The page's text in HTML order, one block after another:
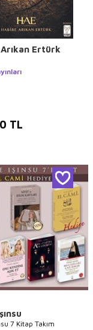
Ertürk
TL
7 Kitap Takım